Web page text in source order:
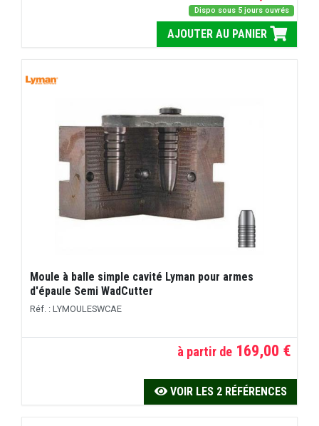
Dispo sous 5 jours ouvrés
AJOUTER AU PANIER
Moule à balle simple cavité Lyman pour armes
d'épaule Semi WadCutter
Réf. : LYMOULESWCAE
à partir de 169,00 €
VOIR LES 2 RÉFÉRENCES